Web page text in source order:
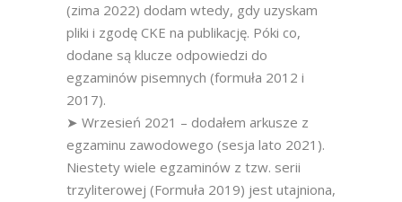
(zima 2022) dodam wtedy, gdy uzyskam
pliki i zgodę CKE na publikację. Póki co,
dodane są klucze odpowiedzi do
egzaminów pisemnych (formuła 2012 i
2017).
➤ Wrzesień 2021 – dodałem arkusze z
egzaminu zawodowego (sesja lato 2021).
Niestety wiele egzaminów z tzw. serii
trzyliterowej (Formuła 2019) jest utajniona,